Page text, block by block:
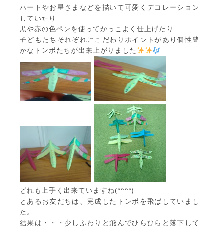
ハートやお星さまなどを描いて可愛くデコレーション
していたり
黒や赤の色ペンを使ってかっこよく仕上げたり
子どもたちそれぞれにこだわりポイントがあり個性豊
かなトンボたちが出来上がりました
どれも上手く出来ていますね(*^^*)
とあるお友だちは、完成したトンボを飛ばしていまし
た。
結果は・・・少しふわりと飛んでひらひらと落下して